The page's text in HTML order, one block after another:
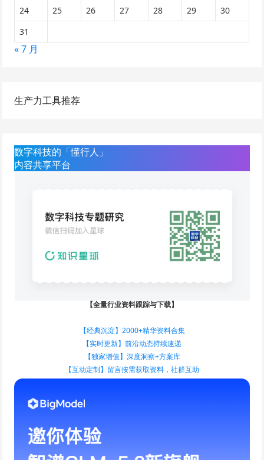
24
25 26 27 28 29
30
31
« 7 月
生产力工具推荐
数字科技的「懂行人」
内容共享平台
【全量行业资料跟踪与下载】
【经典沉淀】2000+精华资料合集
【实时更新】前沿动态持续速递
【独家增值】深度洞察+方案库
【互动定制】留言按需获取资料，社群互助